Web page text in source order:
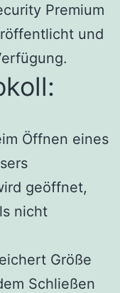
Premium
und
Öffnen eines
geöffnet,
nicht
Größe
Schließen